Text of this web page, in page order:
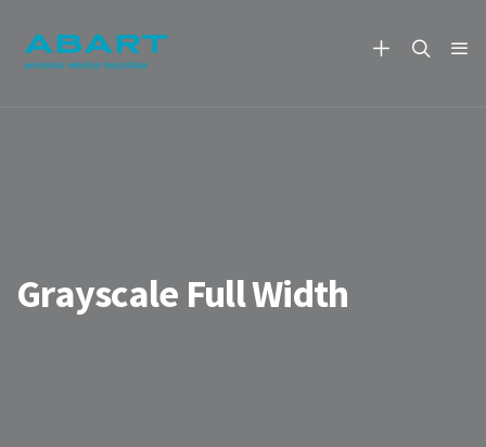
Grayscale Full Width